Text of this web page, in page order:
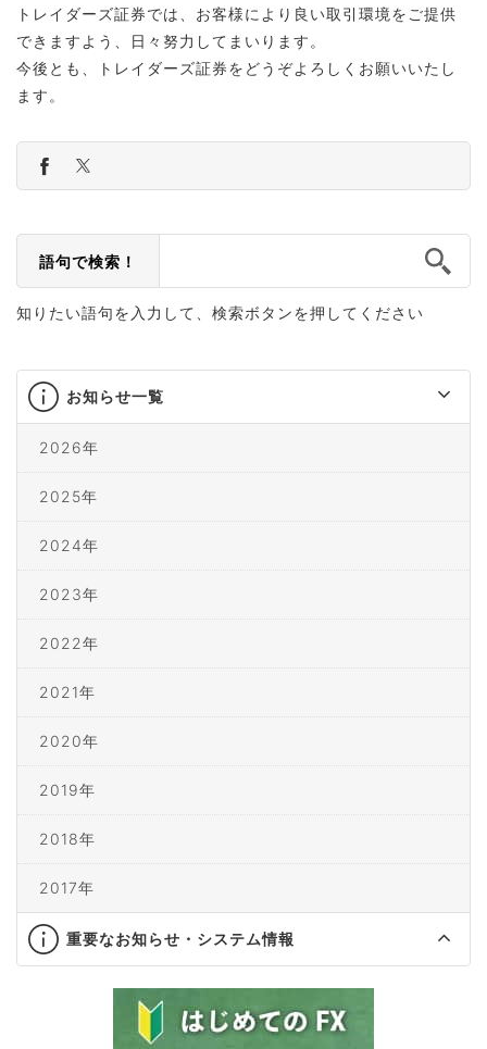
トレイダーズ証券では、お客様により良い取引環境をご提供
できますよう、日々努力してまいります。
今後とも、トレイダーズ証券をどうぞよろしくお願いいたし
ます。
語句で検索！
知りたい語句を入力して、検索ボタンを押してください
お知らせ一覧
2026年
2025年
2024年
2023年
2022年
2021年
2020年
2019年
2018年
2017年
重要なお知らせ・システム情報